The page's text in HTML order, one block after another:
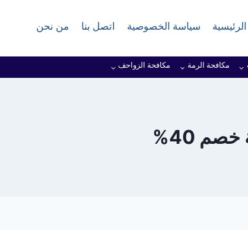
الرئيسية سياسة الخصوصية اتصل بنا من نحن
مكافحة الرمة مكافحة الزواحف
40%